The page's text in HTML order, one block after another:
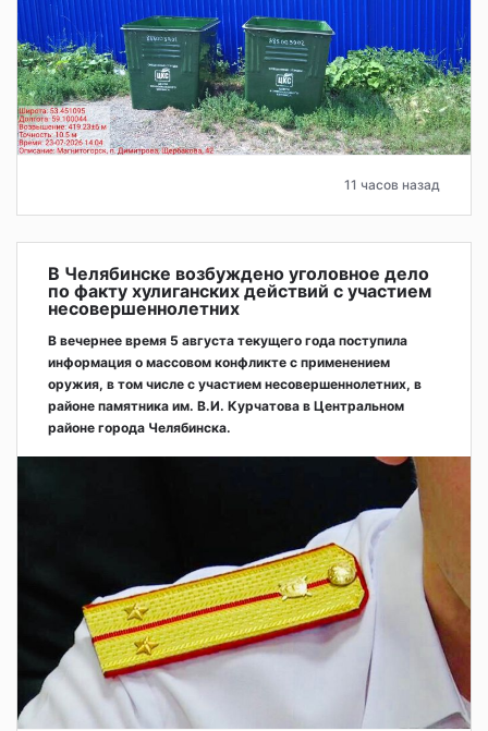
11 часов назад
В Челябинске возбуждено уголовное дело
по факту хулиганских действий с участием
несовершеннолетних
В вечернее время 5 августа текущего года поступила
информация о массовом конфликте с применением
оружия, в том числе с участием несовершеннолетних, в
районе памятника им. В.И. Курчатова в Центральном
районе города Челябинска.